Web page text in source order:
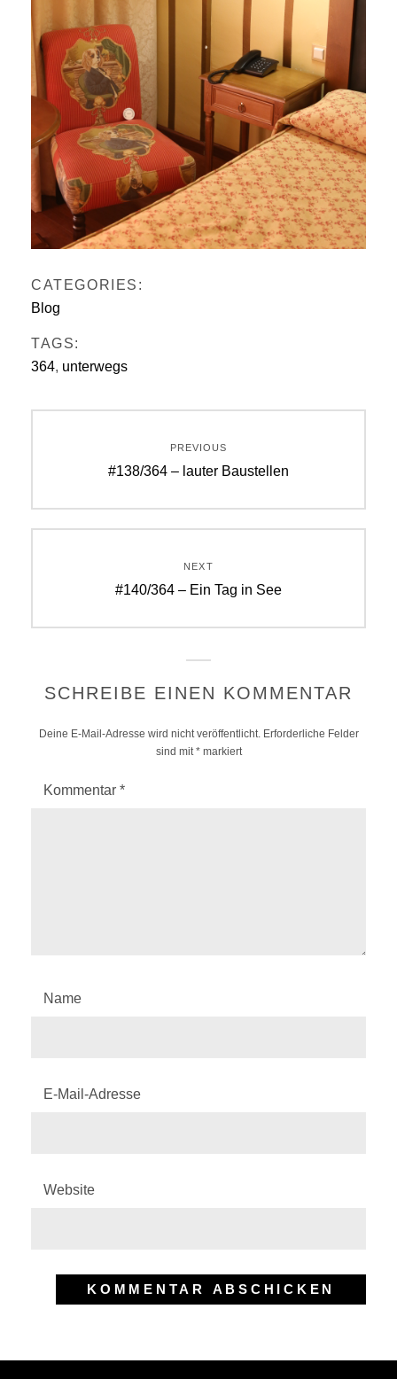
CATEGORIES:
Blog
TAGS:
364, unterwegs
PREVIOUS
Previous
#138/364 – lauter Baustellen
NEXT
Next
#140/364 – Ein Tag in See
SCHREIBE EINEN KOMMENTAR
Deine E-Mail-Adresse wird nicht veröffentlicht. Erforderliche Felder
sind mit*markiert
Kommentar *
Name
E-Mail-Adresse
Website